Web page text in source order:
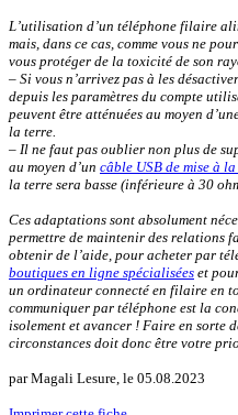
L’utilisation d’un téléphone filaire
mais, dans ce cas, comme vous ne
vous protéger de la toxicité de son
– Si vous n’arrivez pas à les
depuis les paramètres du compte
peuvent être atténuées au moyen
la terre.
– Il ne faut pas oublier non plus de
au moyen d’un câble USB de mise à
la terre sera basse (inférieure à 30
Ces adaptations sont absolument
permettre de maintenir des relations
obtenir de l’aide, pour acheter par
boutiques en ligne spécialisées et
un ordinateur connecté en filaire en
communiquer par téléphone est la
isolement et avancer ! Faire en sorte
circonstances doit donc être votre
par Magali Lesure, le 05.08.2023